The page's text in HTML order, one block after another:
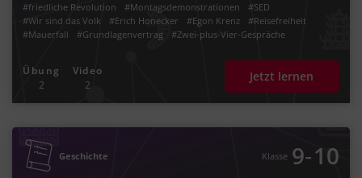
#friedliche Revolution
#Montagsdemonstrationen
#SED
#Wir sind das Volk
#Erich Honecker #Egon Krenz
#Reisefreiheit
#Mauerfall
#Grundlagenvertrag
#Zwei-plus-Vier-Gespräche
#Generalsekretär #1990
#1989
#Wiedervereinung Deutschland
#deutsche Wiedervereinigung
#09. November
#Zwei-Plus-Vier Vertrag
#Sowjetunion
#UdSSR #USA #Nato #Warschauer Pakt
#Ostblock
#Ostdeutschland
#Westdeutschland
#Helmut Kohl
#Tag der Deutschen Einheit
Übung
2
Video
2
Jetzt lernen
Geschichte Klasse 9‐10